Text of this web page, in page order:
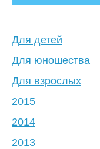
Для детей
Для юношества
Для взрослых
2015
2014
2013